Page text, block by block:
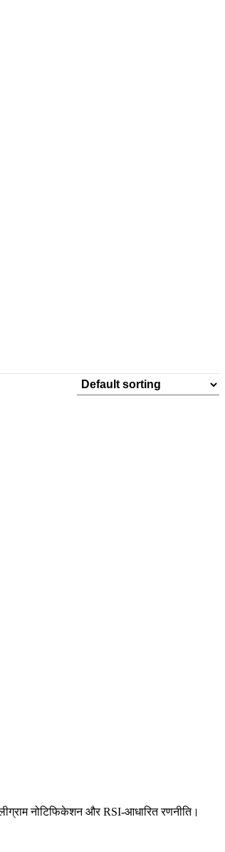
नोटिफिकेशन और RSI-आधारित रणनीति।